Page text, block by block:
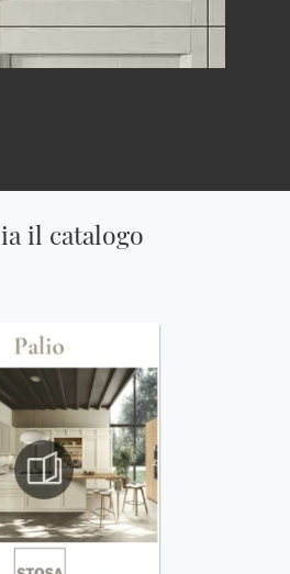
il catalogo